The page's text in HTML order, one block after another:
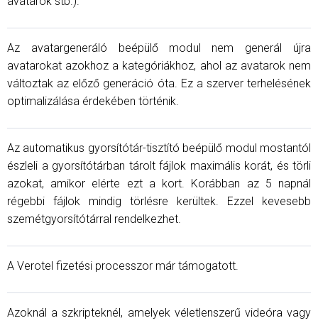
Az avatargeneráló beépülő modul nem generál újra
avatarokat azokhoz a kategóriákhoz, ahol az avatarok nem
változtak az előző generáció óta. Ez a szerver terhelésének
optimalizálása érdekében történik.
Az automatikus gyorsítótár-tisztító beépülő modul mostantól
észleli a gyorsítótárban tárolt fájlok maximális korát, és törli
azokat, amikor elérte ezt a kort. Korábban az 5 napnál
régebbi fájlok mindig törlésre kerültek. Ezzel kevesebb
szemétgyorsítótárral rendelkezhet.
A Verotel fizetési processzor már támogatott.
Azoknál a szkripteknél, amelyek véletlenszerű videóra vagy